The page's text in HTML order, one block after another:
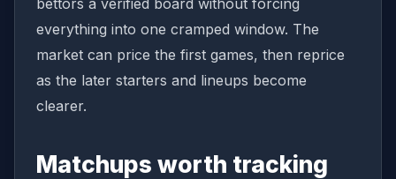
bettors a verified board without forcing
everything into one cramped window. The
market can price the first games, then reprice
as the later starters and lineups become
clearer.
Matchups worth tracking